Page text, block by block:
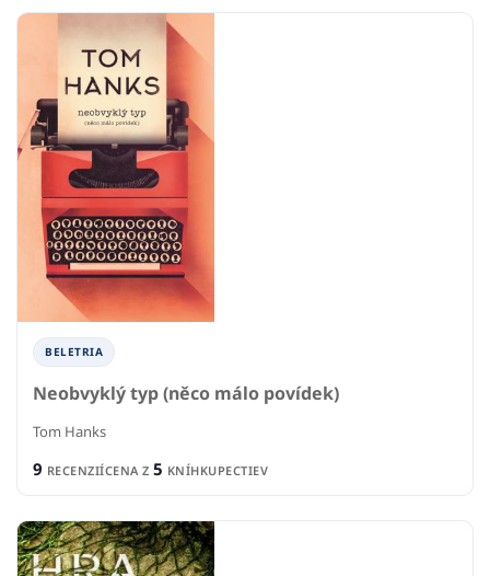
BELETRIA
Neobvyklý typ (něco málo povídek)
Tom Hanks
9 RECENZIÍCENA Z 5 KNÍHKUPECTIEV